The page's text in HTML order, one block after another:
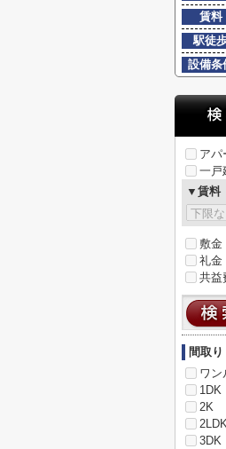
賃料
駅徒
設備条
アパ
一戸
▼賃料
敷金
礼金
共益
間取り
ワン
1DK
2K
2LDK
3DK